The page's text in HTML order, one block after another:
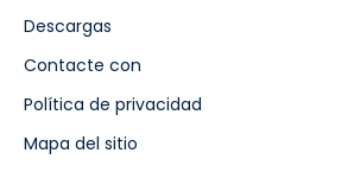
Descargas
Contacte con
Política de privacidad
Mapa del sitio